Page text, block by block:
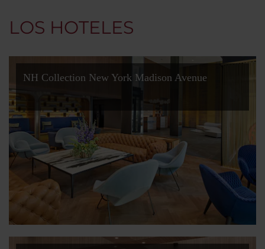
LOS HOTELES
NH Collection New York Madison Avenue